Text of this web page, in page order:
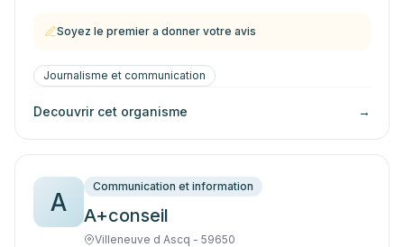
Soyez le premier a donner votre avis
Journalisme et communication
Decouvrir cet organisme →
A
Communication et information
A+conseil
Villeneuve d Ascq - 59650